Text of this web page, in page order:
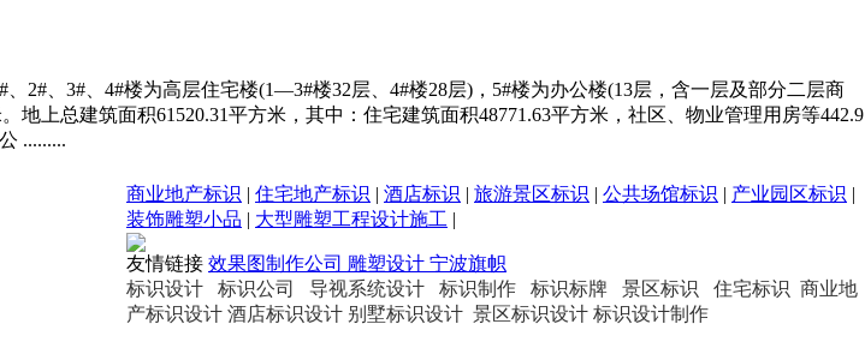
2#、3#、4#楼为高层住宅楼(1—3#楼32层、4#楼28层)，5#楼为办公楼(13层，含一层及部分二层商
上总建筑面积61520.31平方米，其中：住宅建筑面积48771.63平方米，社区、物业管理用房等442.9
.........
商业地产标识 | 住宅地产标识 | 酒店标识 | 旅游景区标识 | 公共场馆标识 | 产业园区标识 |
装饰雕塑小品 | 大型雕塑工程设计施工 |
友情链接 效果图制作公司 雕塑设计 宁波旗帜
标识设计 标识公司 导视系统设计 标识制作 标识标牌 景区标识 住宅标识 商业地
产标识设计 酒店标识设计 别墅标识设计 景区标识设计 标识设计制作